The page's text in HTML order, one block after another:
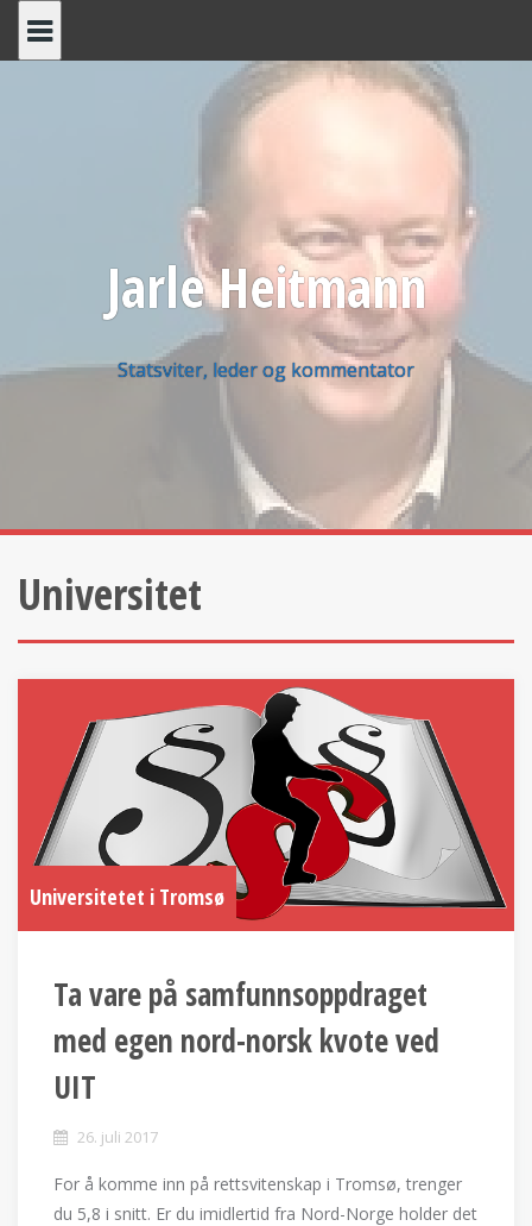
Jarle Heitmann
Statsviter, leder og kommentator
Universitet
Universitetet i Tromsø
Ta vare på samfunnsoppdraget
med egen nord-norsk kvote ved
UIT
26. juli 2017
For å komme inn på rettsvitenskap i Tromsø, trenger
du 5,8 i snitt. Er du imidlertid fra Nord-Norge holder det